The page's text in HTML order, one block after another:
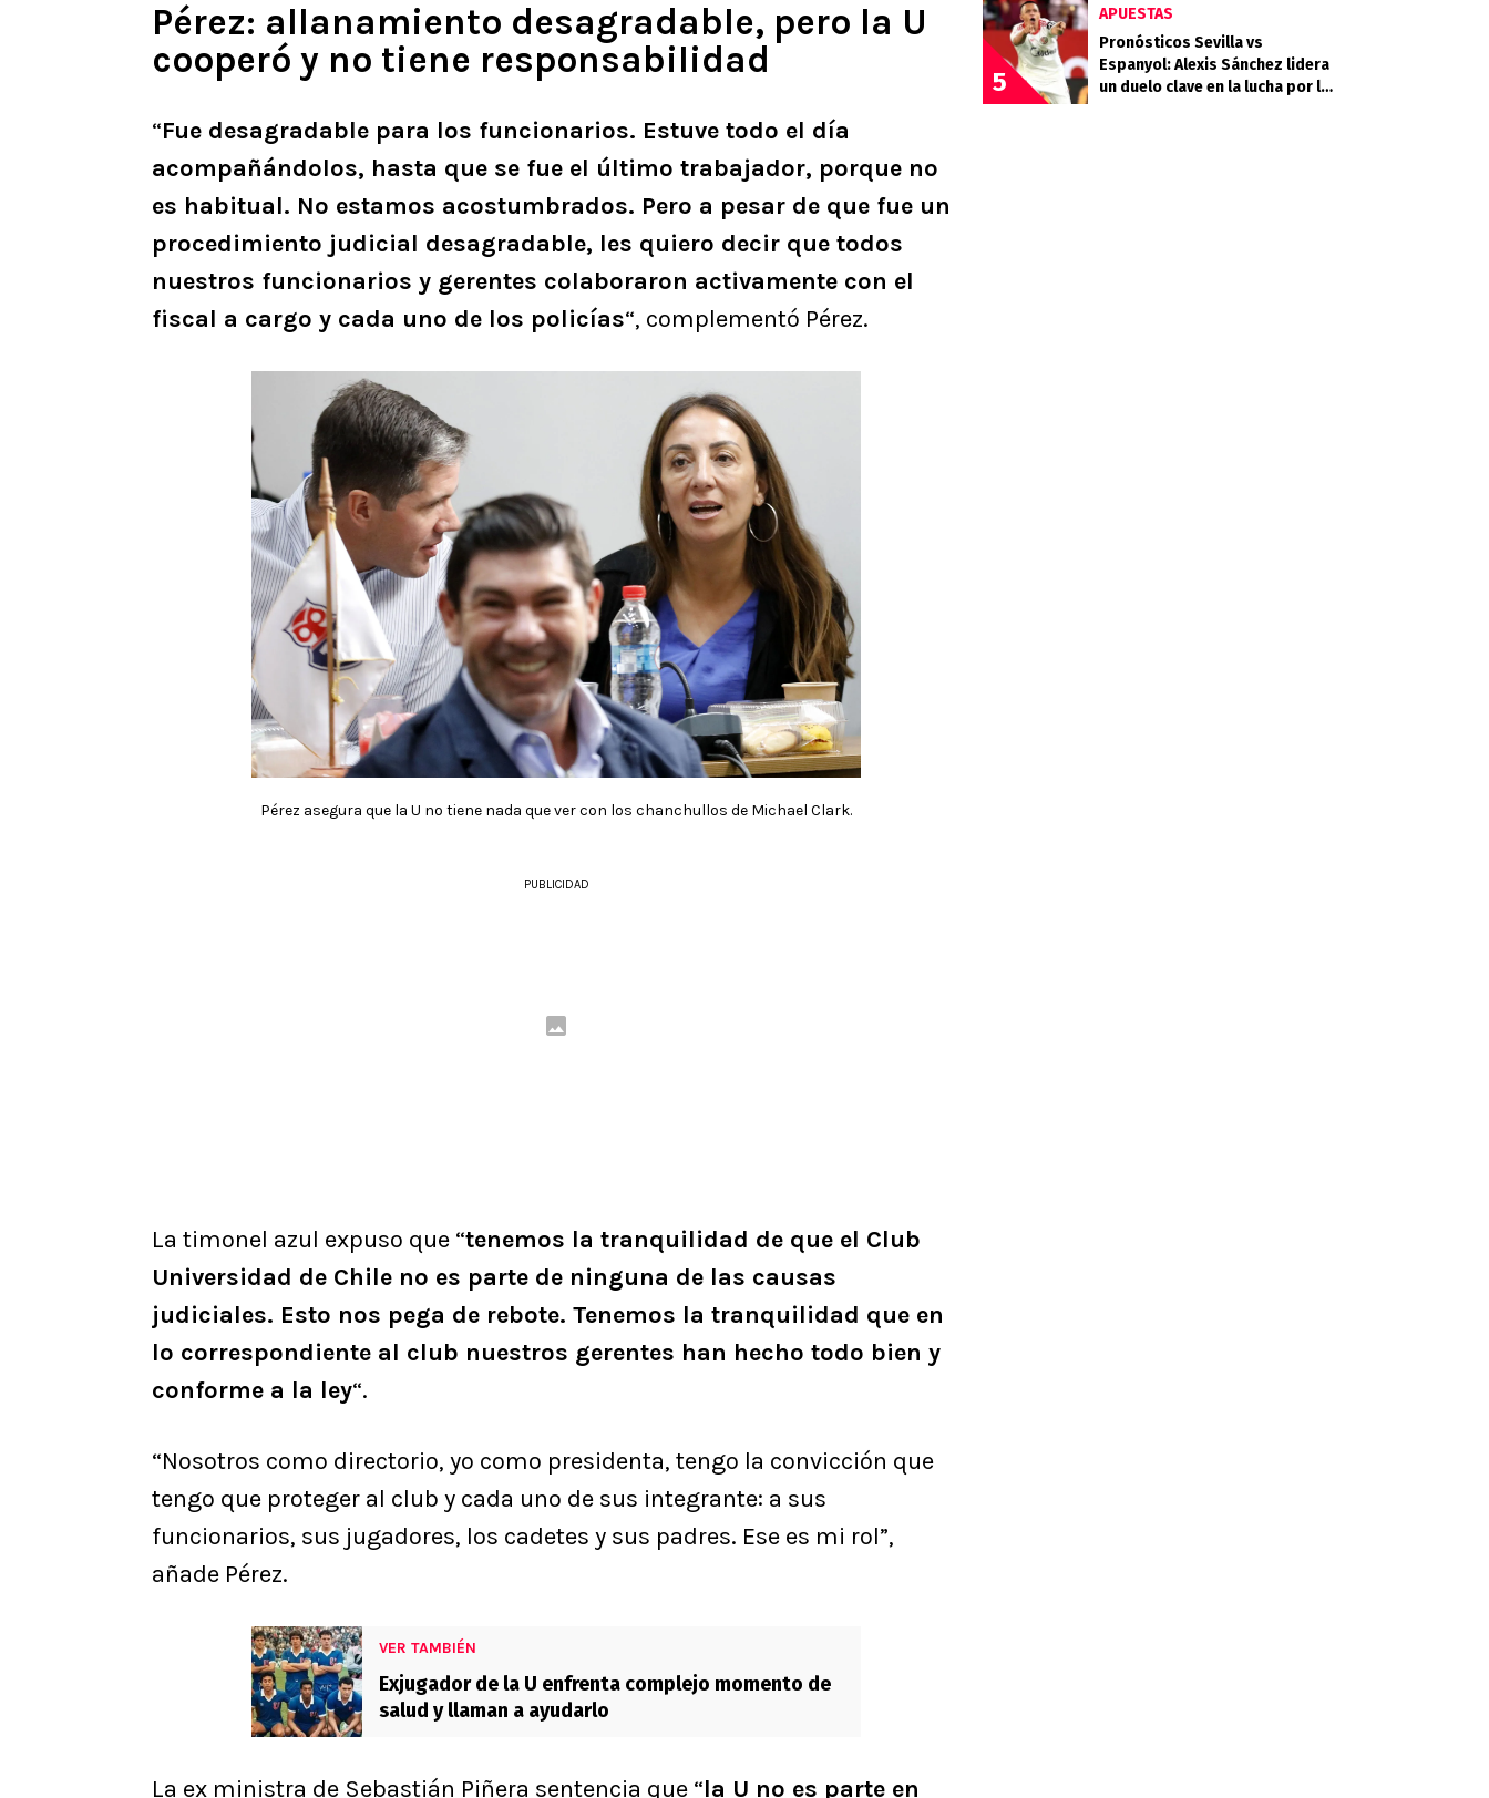
Pérez: allanamiento desagradable, pero la U
cooperó y no tiene responsabilidad
“Fue desagradable para los funcionarios. Estuve todo el día
acompañándolos, hasta que se fue el último trabajador, porque no
es habitual. No estamos acostumbrados. Pero a pesar de que fue un
procedimiento judicial desagradable, les quiero decir que todos
nuestros funcionarios y gerentes colaboraron activamente con el
fiscal a cargo y cada uno de los policías“, complementó Pérez.
Pérez asegura que la U no tiene nada que ver con los chanchullos de Michael Clark.
PUBLICIDAD
La timonel azul expuso que “tenemos la tranquilidad de que el Club
Universidad de Chile no es parte de ninguna de las causas
judiciales. Esto nos pega de rebote. Tenemos la tranquilidad que en
lo correspondiente al club nuestros gerentes han hecho todo bien y
conforme a la ley“.
“Nosotros como directorio, yo como presidenta, tengo la convicción que
tengo que proteger al club y cada uno de sus integrante: a sus
funcionarios, sus jugadores, los cadetes y sus padres. Ese es mi rol”,
añade Pérez.
VER TAMBIÉN
Exjugador de la U enfrenta complejo momento de
salud y llaman a ayudarlo
La ex ministra de Sebastián Piñera sentencia que “la U no es parte en
5
APUESTAS
Pronósticos Sevilla vs
Espanyol: Alexis Sánchez lidera
un duelo clave en la lucha por la